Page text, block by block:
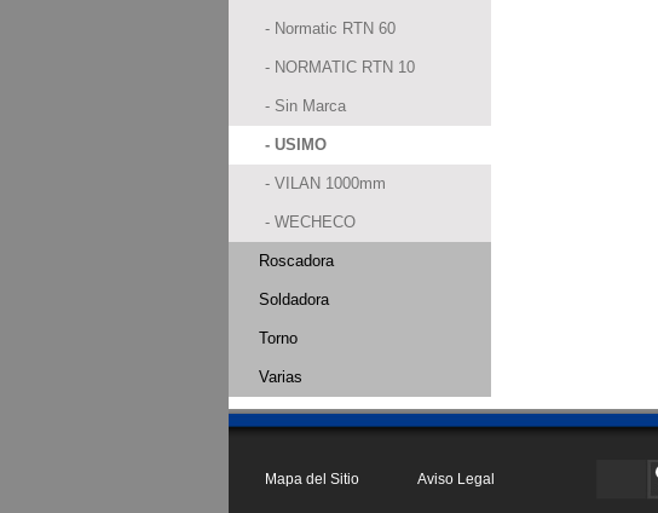
- Normatic RTN 60
- NORMATIC RTN 10
- Sin Marca
- USIMO
- VILAN 1000mm
- WECHECO
Roscadora
Soldadora
Torno
Varias
Mapa del Sitio Aviso Legal